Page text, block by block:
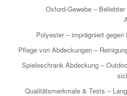
Oxford-Gewebe –
Polyester – imprägniert gegen
Pflege von Abdeckungen –
Spieleschrank Abdeckung –
Qualitätsmerkmale & Tests –